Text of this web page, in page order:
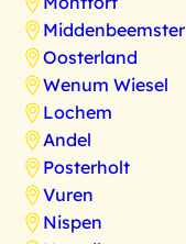
Middenbeemster
Oosterland
Wenum Wiesel
Lochem
Andel
Posterholt
Vuren
Nispen